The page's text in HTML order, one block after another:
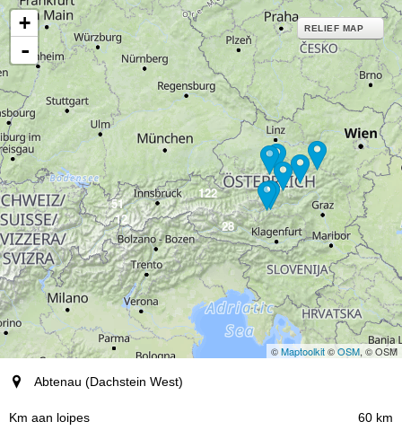
51
122
28
12
+
-
RELIEF MAP
©Maptoolkit©OSM, © OSM
plaats
Km aan loipes
Abtenau (Dachstein West)
60 km